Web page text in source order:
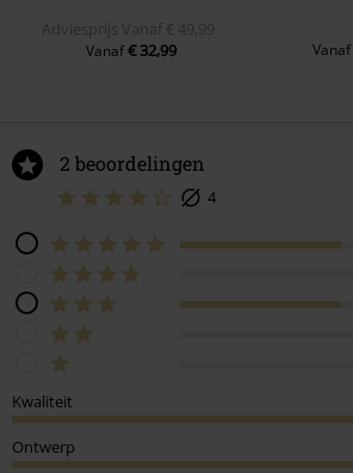
Adviesprijs Vanaf € 49,99
Vanaf€ 32,99 Vanaf
2 beoordelingen
4
Kwaliteit
Ontwerp